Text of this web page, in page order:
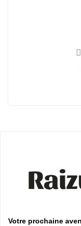
Votre prochaine